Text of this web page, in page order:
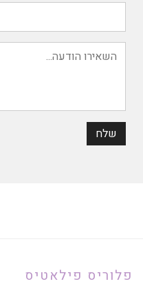
פלוריס פילאטיס